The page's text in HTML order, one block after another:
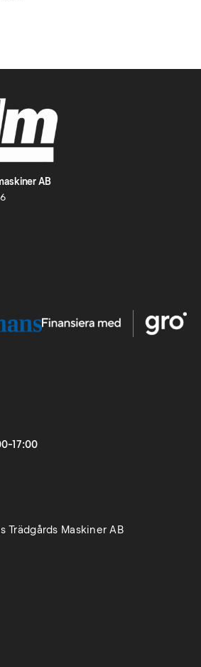
AB
17:00
Trädgårds Maskiner AB